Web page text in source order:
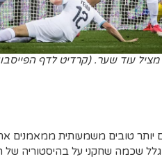
מציל עוד שער. (קרדיט לדף
טובים משמעותית ממאמנים
שכמה שחקני על בהיסטוריה של